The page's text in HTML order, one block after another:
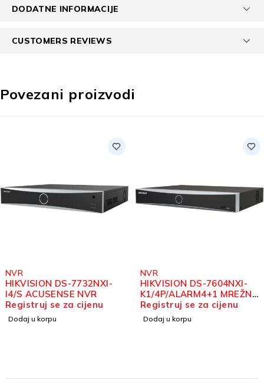
DODATNE INFORMACIJE
CUSTOMERS REVIEWS
Povezani proizvodi
NVR
HIKVISION DS-7732NXI-
I4/S ACUSENSE NVR
Registruj se za cijenu
Dodaj u korpu
NVR
HIKVISION DS-7604NXI-
K1/4P/ALARM4+1 MREŽNI
SNIMAČ 4KANALNI
Registruj se za cijenu
Dodaj u korpu